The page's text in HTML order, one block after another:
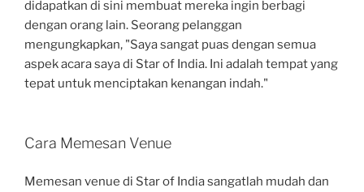
didapatkan di sini membuat mereka ingin berbagi
dengan orang lain. Seorang pelanggan
mengungkapkan, "Saya sangat puas dengan semua
aspek acara saya di Star of India. Ini adalah tempat yang
tepat untuk menciptakan kenangan indah."
Cara Memesan Venue
Memesan venue di Star of India sangatlah mudah dan